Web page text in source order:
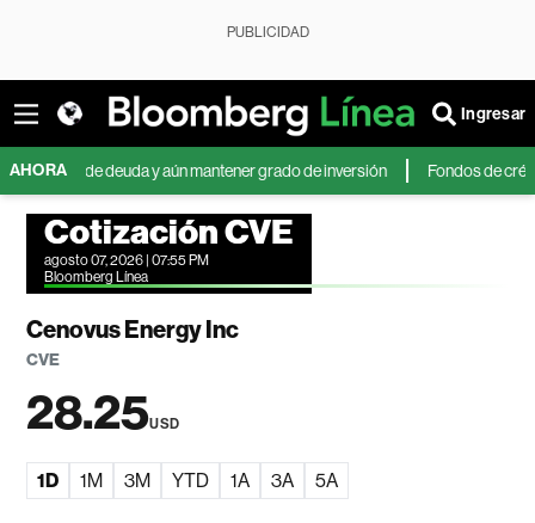
PUBLICIDAD
Ingresar
AHORA
de deuda y aún mantener grado de inversión Fondos de crédito
Cotización CVE
agosto 07, 2026 | 07:55 PM
Bloomberg Línea
Cenovus Energy Inc
CVE
28.25USD
1D 1M 3M YTD 1A 3A 5A